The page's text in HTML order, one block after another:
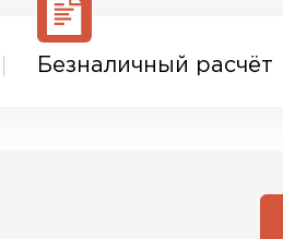
Безналичный расчёт